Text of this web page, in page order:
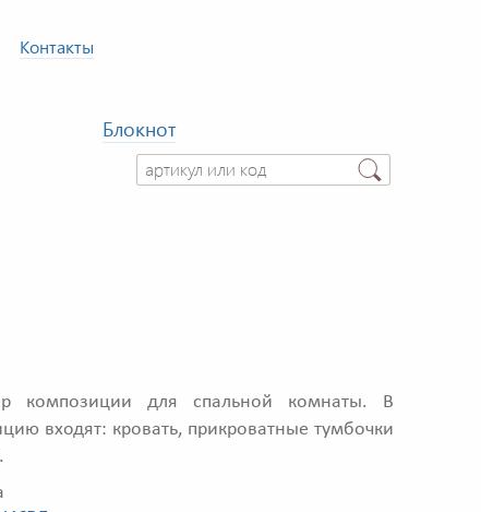
Контакты
Блокнот
композиции для спальной комнаты. В
входят: кровать, прикроватные тумбочки